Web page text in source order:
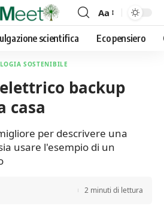
Font
Resizer
Aa
scientifica Eco pensiero
SOSTENIBILE
backup
casa
per descrivere una
usare l'esempio di un
2 minuti di lettura